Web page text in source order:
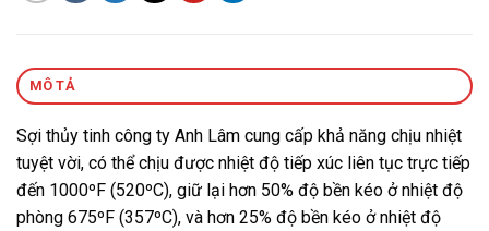
MÔ TẢ
Sợi thủy tinh công ty Anh Lâm cung cấp khả năng chịu nhiệt
tuyệt vời, có thể chịu được nhiệt độ tiếp xúc liên tục trực tiếp
đến 1000ºF (520ºC), giữ lại hơn 50% độ bền kéo ở nhiệt độ
phòng 675ºF (357ºC), và hơn 25% độ bền kéo ở nhiệt độ